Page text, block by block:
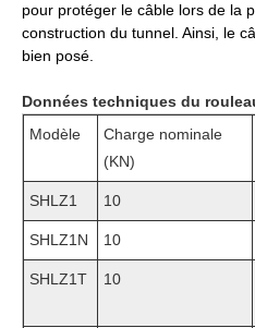
pour protéger le câble lors de la
construction du tunnel. Ainsi, le
bien posé.
Données techniques du
Modèle
Charge nominale
(KN)
SHLZ1 10
SHLZ1N 10
SHLZ1T 10